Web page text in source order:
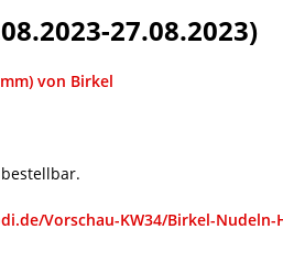
27.08.2023)
von Birkel
Vorschau-KW34/Birkel-Nudeln-